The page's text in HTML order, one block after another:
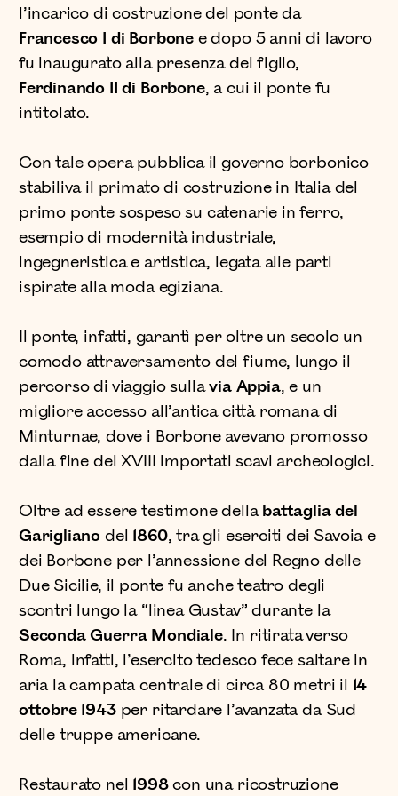
l’incarico di costruzione del ponte da
Francesco I di Borbonee dopo 5 anni di lavoro
fu inaugurato alla presenza del figlio,
Ferdinando II di Borbone, a cui il ponte fu
intitolato.
Con tale opera pubblica il governo borbonico
stabiliva il primato di costruzione in Italia del
primo ponte sospeso su catenarie in ferro,
esempio di modernità industriale,
ingegneristica e artistica, legata alle parti
ispirate alla moda egiziana.
Il ponte, infatti, garantì per oltre un secolo un
comodo attraversamento del fiume, lungo il
percorso di viaggio sullavia Appia, e un
migliore accesso all’antica città romana di
Minturnae, dove i Borbone avevano promosso
dalla fine del XVIII importati scavi archeologici.
Oltre ad essere testimone dellabattaglia del
Garigliano del 1860, tra gli eserciti dei Savoia e
dei Borbone per l’annessione del Regno delle
Due Sicilie, il ponte fu anche teatro degli
scontri lungo la “linea Gustav” durante la
Seconda Guerra Mondiale. In ritirata verso
Roma, infatti, l’esercito tedesco fece saltare in
aria la campata centrale di circa 80 metri il 14
ottobre 1943per ritardare l’avanzata da Sud
delle truppe americane.
Restaurato nel 1998con una ricostruzione